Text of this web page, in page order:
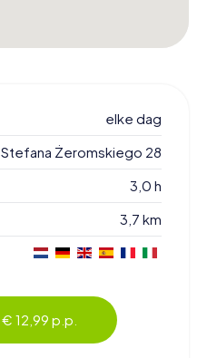
elke dag
Stefana Żeromskiego 28
3,0 h
3,7 km
€ 12,99 p.p.